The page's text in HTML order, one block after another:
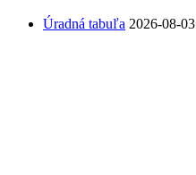
Úradná tabuľa 2026-08-03